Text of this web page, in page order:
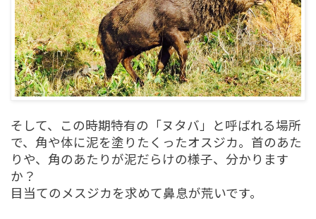
そして、この時期特有の「ヌタバ」と呼ばれる場所
で、角や体に泥を塗りたくったオスジカ。首のあた
りや、角のあたりが泥だらけの様子、分かります
か？
目当てのメスジカを求めて鼻息が荒いです。